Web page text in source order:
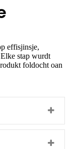
effisjinsje,
stap wurdt
foldocht oan